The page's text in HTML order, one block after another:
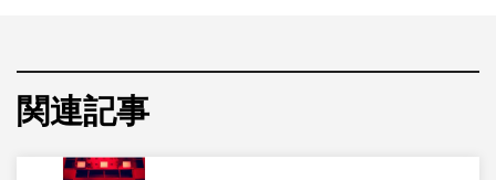
公開前一夜限りとなる今回のイベント。菅田らのあいさつ
に続いた田代は「とても緊張してるんですけど、楽しみの
方が勝ってます。短い時間ですがよろしくお願いします」
と元気にあいさつ。すると次に順番が回ってきた斎藤が
関連記事